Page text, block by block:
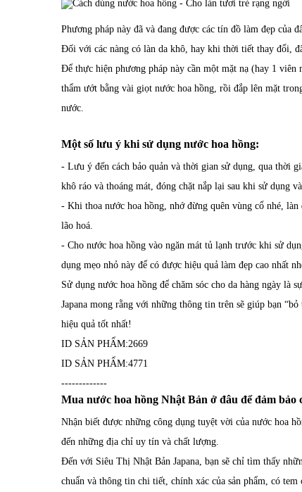
Phương pháp này đã và đang được các tín đồ làm đẹp của
Đối với các nàng có làn da khô, hay khi thời tiết thay đổi,
Để thực hiện phương pháp này cần một mặt nạ (hay 1 viên
thẩm ướt bằng vài giọt nước hoa hồng, rồi đắp lên mặt
nước.
Một số lưu ý khi sử dụng nước hoa hồng:
- Lưu ý đến cách bảo quản và thời gian sử dụng, qua thời
khô ráo và thoáng mát, đóng chặt nắp lại sau khi sử dụng
- Khi thoa nước hoa hồng, nhớ đừng quên vùng cổ nhé,
lão hoá.
- Cho nước hoa hồng vào ngăn mát tủ lạnh trước khi sử
dụng mẹo nhỏ này để có được hiệu quả làm đẹp cao nhất
Sử dụng nước hoa hồng để chăm sóc cho da hàng ngày là
Japana mong rằng với những thông tin trên sẽ giúp bạn
hiệu quả tốt nhất!
ID SẢN PHẨM:2669
ID SẢN PHẨM:4771
-------------
Mua nước hoa hồng Nhật Bản ở đâu để đảm bảo
Nhận biết được những công dụng tuyệt vời của nước hoa
đến những địa chỉ uy tín và chất lượng.
Đến với Siêu Thị Nhật Bản Japana, bạn sẽ chỉ tìm thấy
chuẩn và thông tin chi tiết, chính xác của sản phẩm, có